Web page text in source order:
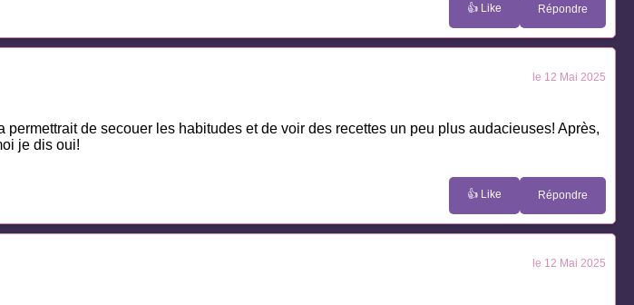
👍 Like Répondre
le 12 Mai 2025
de secouer les habitudes et de voir des recettes un peu plus audacieuses! Après,
je dis oui!
👍 Like Répondre
le 12 Mai 2025